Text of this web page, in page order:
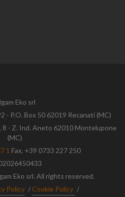
Eko srl
- P.O. Box 50 62019 Recanati (MC)
8 - Z. Ind. Aneto 62010 Montelupone
(MC)
1 Fax. +39 0733 227 250
Eko srl. All rights reserved.
Policy / Cookie Policy /